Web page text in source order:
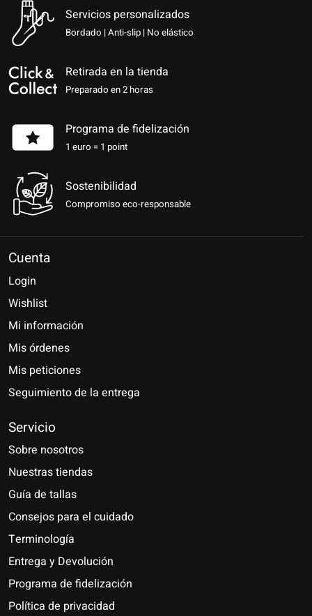
Servicios personalizados
Bordado | Anti-slip | No elástico
Retirada en la tienda
Preparado en 2 horas
Programa de fidelización
1 euro = 1 point
Sostenibilidad
Compromiso eco-responsable
Cuenta
Login
Wishlist
Mi información
Mis órdenes
Mis peticiones
Seguimiento de la entrega
Servicio
Sobre nosotros
Nuestras tiendas
Guía de tallas
Consejos para el cuidado
Terminología
Entrega y Devolución
Programa de fidelización
Política de privacidad